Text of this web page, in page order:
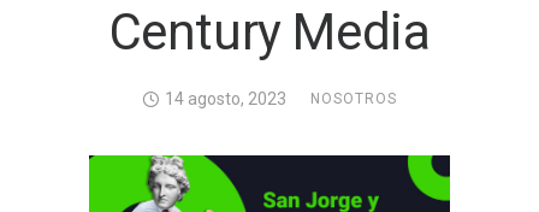
Century Media
14 agosto, 2023 NOSOTROS